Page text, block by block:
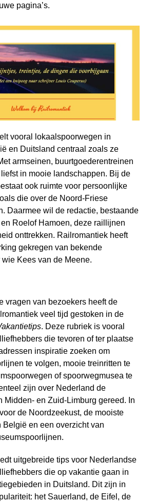
pagina’s.
vooral lokaalspoorwegen in
en Duitsland centraal zoals ze
armseinen, buurtgoederentreinen
in mooie landschappen. Bij de
ook ruimte voor persoonlijke
die over de Noord-Friese
Daarmee wil de redactie, bestaande
Roelof Hamoen, deze raillijnen
onttrekken. Railromantiek heeft
gekregen van bekende
Kees van de Meene.
vragen van bezoekers heeft de
veel tijd gestoken in de
. Deze rubriek is vooral
die tevoren of ter plaatse
inspiratie zoeken om
te volgen, mooie treinritten te
of spoorwegmusea te
zijn over Nederland de
Midden- en Zuid-Limburg gereed. In
de Noordzeekust, de mooiste
België en een overzicht van
uitgebreide tips voor Nederlandse
die op vakantie gaan in
in Duitsland. Dit zijn in
het Sauerland, de Eifel, de